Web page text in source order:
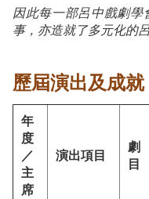
因此每一部呂中戲劇
事，亦造就了多元化的
歷屆演出及成就
年
度
／
主
席
演出項目
劇
目